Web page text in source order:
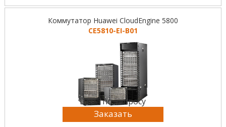
Коммутатор Huawei CloudEngine 5800
CE5810-EI-B01
Цена по запросу
Заказать